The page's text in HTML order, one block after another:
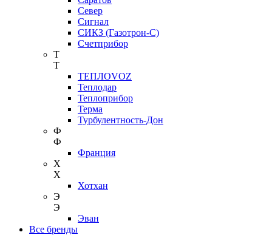
Север
Сигнал
СИКЗ (Газотрон-С)
Счетприбор
Т
Т
ТЕПЛОVOZ
Теплодар
Теплоприбор
Терма
Турбулентность-Дон
Ф
Ф
Франция
Х
Х
Хотхан
Э
Э
Эван
Все бренды